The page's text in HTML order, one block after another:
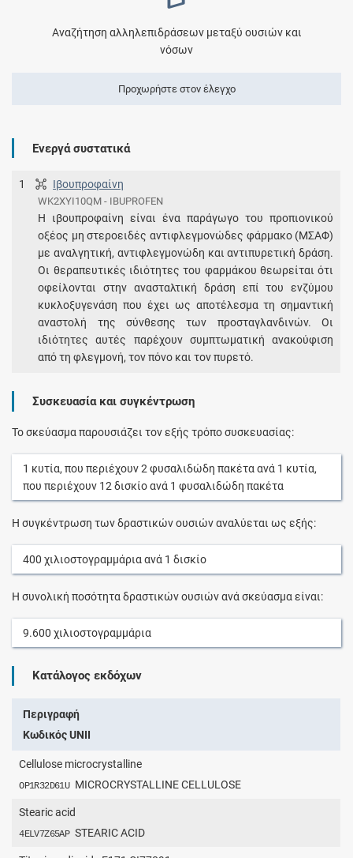
Αναζήτηση αλληλεπιδράσεων μεταξύ ουσιών και
νόσων
Προχωρήστε στον έλεγχο
Ενεργά συστατικά
1 Ιβουπροφαίνη
WK2XYI10QM - IBUPROFEN
Η ιβουπροφαίνη είναι ένα παράγωγο του προπιονικού
οξέος μη στεροειδές αντιφλεγμονώδες φάρμακο (ΜΣΑΦ)
με αναλγητική, αντιφλεγμονώδη και αντιπυρετική δράση.
Οι θεραπευτικές ιδιότητες του φαρμάκου θεωρείται ότι
οφείλονται στην ανασταλτική δράση επί του ενζύμου
κυκλοξυγενάση που έχει ως αποτέλεσμα τη σημαντική
αναστολή της σύνθεσης των προσταγλανδινών. Οι
ιδιότητες αυτές παρέχουν συμπτωματική ανακούφιση
από τη φλεγμονή, τον πόνο και τον πυρετό.
Συσκευασία και συγκέντρωση
Το σκεύασμα παρουσιάζει τον εξής τρόπο συσκευασίας:
1 κυτία, που περιέχουν2φυσαλιδώδη πακέταανά 1 κυτία,
που περιέχουν 12δισκίοανά 1 φυσαλιδώδη πακέτα
Η συγκέντρωση των δραστικών ουσιών αναλύεται ως εξής:
400 χιλιοστογραμμάριαανά 1 δισκίο
Η συνολική ποσότητα δραστικών ουσιών ανά σκεύασμα είναι:
9.600 χιλιοστογραμμάρια
Κατάλογος εκδόχων
Περιγραφή
Κωδικός UNII
Cellulose microcrystalline
OP1R32D61U MICROCRYSTALLINE CELLULOSE
Stearic acid
4ELV7Z65AP STEARIC ACID